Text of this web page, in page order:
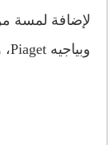
لإضافة لمسة من
وبياجيه Piaget، وهيرميس Hermes.